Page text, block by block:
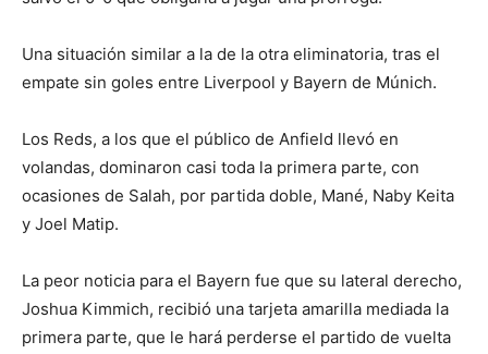
Una situación similar a la de la otra eliminatoria, tras el
empate sin goles entre Liverpool y Bayern de Múnich.
Los Reds, a los que el público de Anfield llevó en
volandas, dominaron casi toda la primera parte, con
ocasiones de Salah, por partida doble, Mané, Naby Keita
y Joel Matip.
La peor noticia para el Bayern fue que su lateral derecho,
Joshua Kimmich, recibió una tarjeta amarilla mediada la
primera parte, que le hará perderse el partido de vuelta